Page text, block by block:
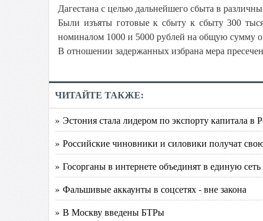
Дагестана с целью дальнейшего сбыта в
Были изъяты готовые к сбыту к сбыту 300
номиналом 1000 и 5000 рублей на общую сумму
В отношении задержанных избрана мера
ЧИТАЙТЕ ТАКЖЕ:
» Эстония стала лидером по экспорту капитала в
» Российские чиновники и силовики получат
» Госорганы в интернете объединят в единую сеть
» Фальшивые аккаунты в соцсетях - вне закона
» В Москву введены БТРы